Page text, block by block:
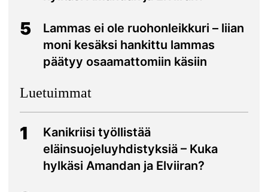
5
Lammas ei ole ruohonleikkuri – liian
moni kesäksi hankittu lammas
päätyy osaamattomiin käsiin
Luetuimmat
1
Kanikriisi työllistää
eläinsuojeluyhdistyksiä – Kuka
hylkäsi Amandan ja Elviiran?